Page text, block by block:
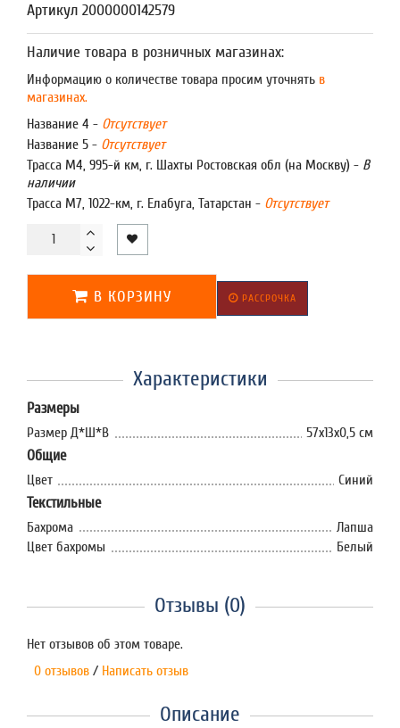
Артикул 2000000142579
Наличие товара в розничных магазинах:
Информацию о количестве товара просим уточнять в
магазинах.
Название 4 - Отсутствует
Название 5 - Отсутствует
Трасса М4, 995-й км, г. Шахты Ростовская обл (на Москву) - В
наличии
Трасса М7, 1022-км, г. Елабуга, Татарстан - Отсутствует
В КОРЗИНУ РАССРОЧКА
Характеристики
Размеры
Размер Д*Ш*В 57х13х0,5 см
Общие
Цвет Синий
Текстильные
Бахрома
Лапша
Цвет бахромы
Белый
Отзывы (0)
Нет отзывов об этом товаре.
0 отзывов / Написать отзыв
Описание